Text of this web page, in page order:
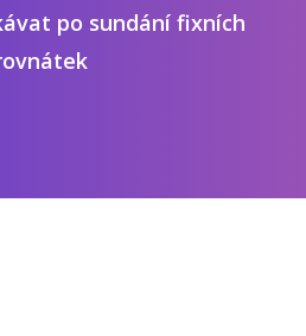
po sundání fixních